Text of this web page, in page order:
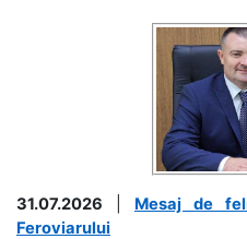
31.07.2026
Mesaj de
Feroviarului